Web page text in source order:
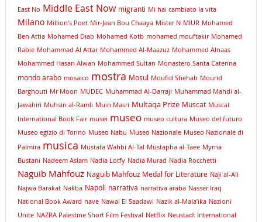
East No Middle East Now migranti Mi hai cambiato la vita
Milano Million's Poet Mir-Jean Bou Chaaya Mister N MIUR Mohamed
Ben Attia Mohamed Diab Mohamed Kotb mohamed mouftakir Mohamed
Rabie Mohammad Al Attar Mohammed Al-Maazuz Mohammed Alnaas
Mohammed Hasan Alwan Mohammed Sultan Monastero Santa Caterina
mondo arabo mosaico mostra Mosul Moufid Shehab Mourid
Barghouti Mr Moon MUDEC Muhammad Al-Darraji Muhammad Mahdi al-
Jawahiri Muhsin al-Ramli Muin Masri Multaqa Prize Muscat Muscat
International Book Fair musei museo museo cultura Museo del futuro
Museo egizio di Torino Museo Nabu Museo Nazionale Museo Nazionale di
Palmira musica Mustafa Wahbi Al-Tal Mustapha al-Taee Myrna
Bustani Nadeem Aslam Nadia Lotfy Nadia Murad Nadia Rocchetti
Naguib Mahfouz Naguib Mahfouz Medal for Literature Naji al-Ali
Najwa Barakat Nakba Napoli narrativa narrativa araba Nasser Iraq
National Book Award nave Nawal El Saadawi Nazik al-Mala’ika Nazioni
Unite NAZRA Palestine Short Film Festival Netflix Neustadt International